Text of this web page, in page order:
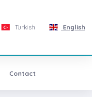
Turkish English
Contact